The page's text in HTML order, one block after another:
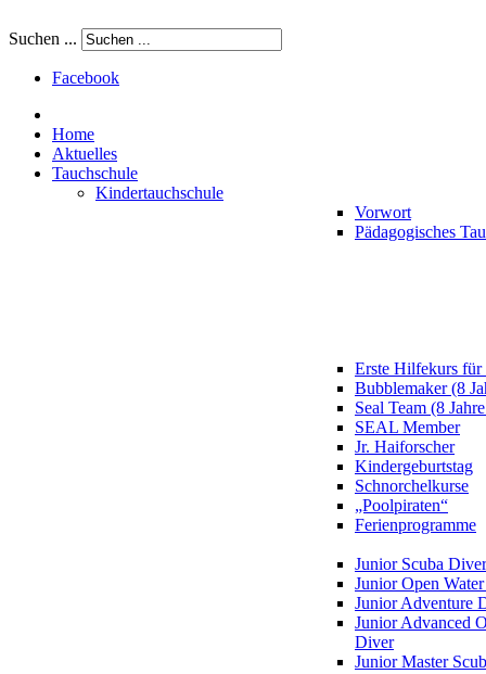
Suchen ...
Facebook
Home
Aktuelles
Tauchschule
Kindertauchschule
Vorwort
Pädagogisches
Erste Hilfekurs
Bubblemaker (8
Seal Team (8
SEAL Member
Jr. Haiforscher
Kindergeburtstag
Schnorchelkurse
„Poolpiraten“
Ferienprogramme
Junior Scuba Diver
Junior Open
Junior Adventure
Junior Advanced
Diver
Junior Master